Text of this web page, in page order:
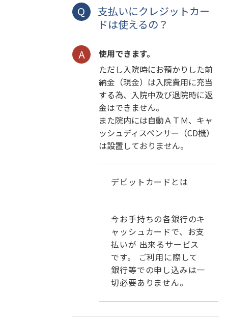
支払いにクレジットカー
ドは使えるの？
使用できます。
ただし入院時にお預かりした前
納金（現金）は入院費用に充当
する為、入院中及び退院時に返
金はできません。
また院内には自動ＡＴＭ、キャ
ッシュディスペンサー（CD機）
は設置しておりません。
デビットカードとは
今お手持ちの各銀行のキ
ャッシュカードで、お支
払いが 出来るサービス
です。 ご利用に際して
銀行等での申し込みは一
切必要ありません。